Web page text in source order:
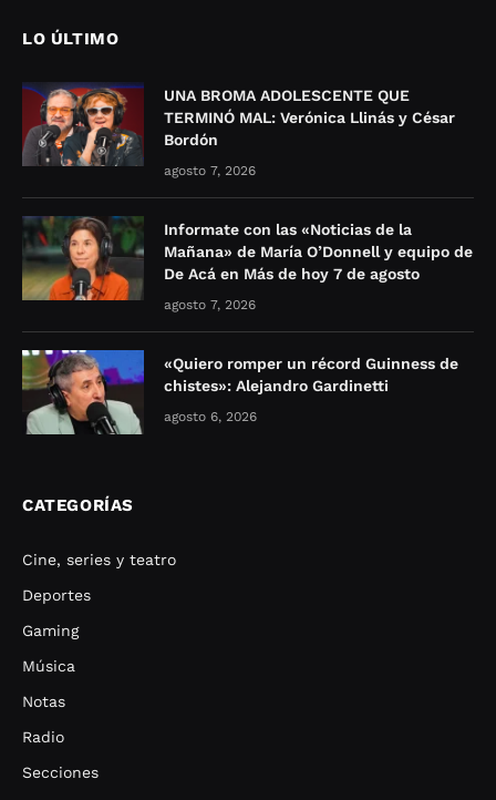
LO ÚLTIMO
UNA BROMA ADOLESCENTE QUE
TERMINÓ MAL: Verónica Llinás y César
Bordón
agosto 7, 2026
Informate con las «Noticias de la
Mañana» de María O’Donnell y equipo de
De Acá en Más de hoy 7 de agosto
agosto 7, 2026
«Quiero romper un récord Guinness de
chistes»: Alejandro Gardinetti
agosto 6, 2026
CATEGORÍAS
Cine, series y teatro
Deportes
Gaming
Música
Notas
Radio
Secciones